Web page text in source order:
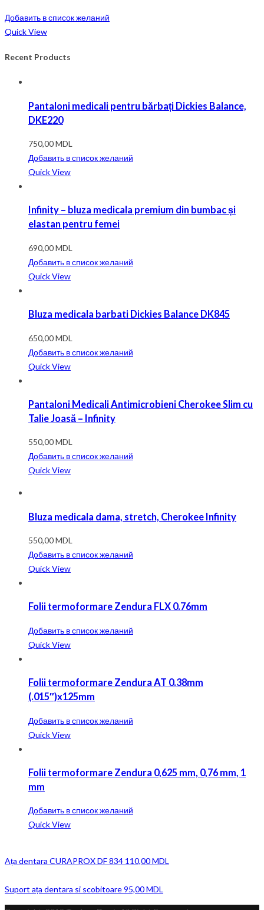
Добавить в список желаний
Quick View
Recent Products
Pantaloni medicali pentru bărbați Dickies Balance,
DKE220
750,00MDL
Добавить в список желаний
Quick View
Infinity – bluza medicala premium din bumbac și
elastan pentru femei
690,00MDL
Добавить в список желаний
Quick View
Bluza medicala barbati Dickies Balance DK845
650,00MDL
Добавить в список желаний
Quick View
Pantaloni Medicali Antimicrobieni Cherokee Slim cu
Talie Joasă – Infinity
550,00MDL
Добавить в список желаний
Quick View
Bluza medicala dama, stretch, Cherokee Infinity
550,00MDL
Добавить в список желаний
Quick View
Folii termoformare Zendura FLX 0.76mm
Добавить в список желаний
Quick View
Folii termoformare Zendura AT 0.38mm
(.015″)x125mm
Добавить в список желаний
Quick View
Folii termoformare Zendura 0,625 mm, 0,76 mm, 1
mm
Добавить в список желаний
Quick View
Ața dentara CURAPROX DF 834 110,00MDL
Suport ața dentara si scobitoare95,00MDL